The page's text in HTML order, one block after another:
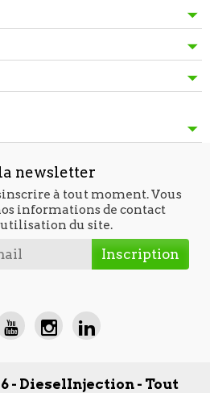
newsletter
à tout moment. Vous
informations de contact
du site.
- DieselInjection - Tout